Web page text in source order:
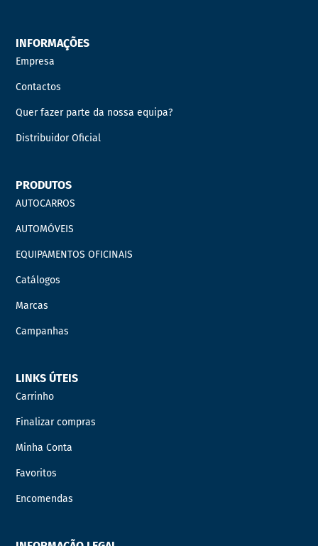
INFORMAÇÕES
Empresa
Contactos
Quer fazer parte da nossa equipa?
Distribuidor Oficial
PRODUTOS
AUTOCARROS
AUTOMÓVEIS
EQUIPAMENTOS OFICINAIS
Catálogos
Marcas
Campanhas
LINKS ÚTEIS
Carrinho
Finalizar compras
Minha Conta
Favoritos
Encomendas